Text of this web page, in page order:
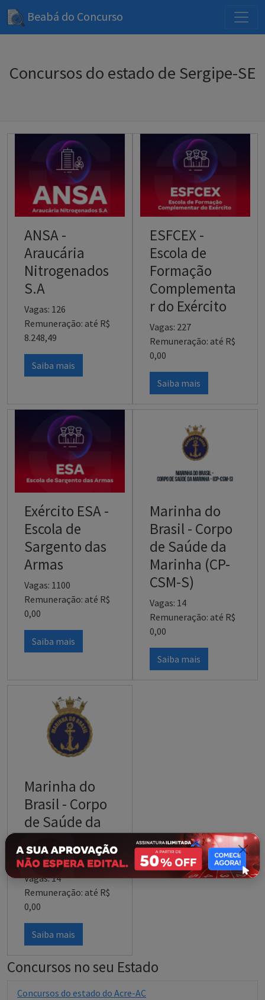
Beabá do Concurso
Concursos do estado de Sergipe-SE
ANSA -
Araucária
Nitrogenados
S.A
Vagas: 126
Remuneração: até R$
8.248,49
Saiba mais
ESFCEX -
Escola de
Formação
Complementa
r do Exército
Vagas: 227
Remuneração: até R$
0,00
Saiba mais
Exército ESA -
Escola de
Sargento das
Armas
Vagas: 1100
Remuneração: até R$
0,00
Saiba mais
Marinha do
Brasil - Corpo
de Saúde da
Marinha (CP-
CSM-S)
Vagas: 14
Remuneração: até R$
0,00
Saiba mais
Marinha do
Brasil - Corpo
de Saúde da
Marinha - (CP-
CSM)
Vagas: 14
Remuneração: até R$
0,00
Saiba mais
Concursos no seu Estado
Concursos do estado do Acre-AC